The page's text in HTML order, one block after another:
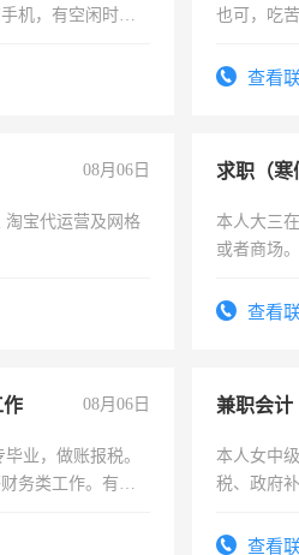
机，有空闲时
零花钱没问题！
也可，吃
查看
08月06日
淘宝代运营及网格
求职（寒
本人大三
或者商场。
查看
作 08月06日
业，做账报税。
务类工作。有会
兼职会计
本人女中
税、政府
务，财务
查看